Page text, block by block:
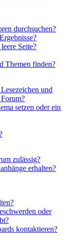
durchsuchen?
Seite?
Themen finden?
und
setzen oder ein
zulässig?
erhalten?
oder
kontaktieren?